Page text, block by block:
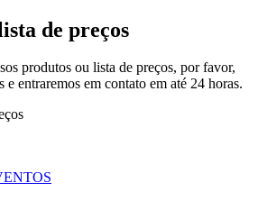
de preços
produtos ou lista de preços, por favor,
e entraremos em contato em até 24 horas.